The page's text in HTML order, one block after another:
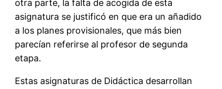
otra parte, la falta de acogida de esta
asignatura se justificó en que era un añadido
a los planes provisionales, que más bien
parecían referirse al profesor de segunda
etapa.
Estas asignaturas de Didáctica desarrollan